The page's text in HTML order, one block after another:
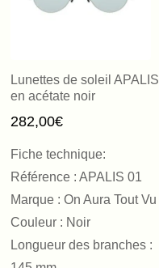
Lunettes de soleil APALIS
en acétate noir
282,00€
Fiche technique:
Référence : APALIS 01
Marque : On Aura Tout Vu
Couleur : Noir
Longueur des branches :